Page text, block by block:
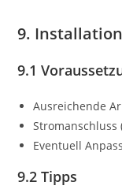
9.
9.1
Ausreichende
Stromanschluss
Eventuell
9.2 Tipps